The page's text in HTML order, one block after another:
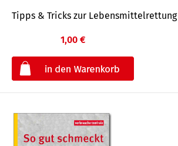
Tipps & Tricks zur Lebensmittelrettung
1,00 €